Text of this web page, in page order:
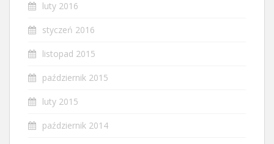
luty 2016
styczeń 2016
listopad 2015
październik 2015
luty 2015
październik 2014